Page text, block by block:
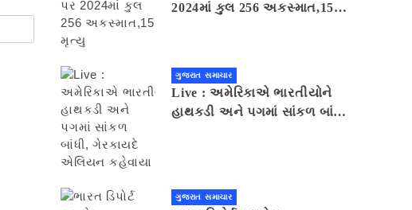
2024માં કુલ 256 અકસ્માત,15
ગુજરાત સમાચાર
Live : અમેરિકાએ ભારતીયોને
હાથકડી અને પગમાં સાંકળ બાંધી,
ગુજરાત સમાચાર